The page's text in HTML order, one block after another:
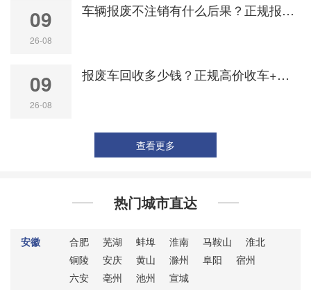
车辆报废不注销有什么后果？正规报废车回收流程规避用车风险
09
26-08
报废车回收多少钱？正规高价收车+全程代办注销一站式服务
09
26-08
查看更多
热门城市直达
安徽 合肥 芜湖 蚌埠 淮南 马鞍山
淮北
铜陵
安庆 黄山 滁州 阜阳
宿州
六安
亳州 池州 宣城